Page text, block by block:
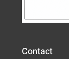
Contact